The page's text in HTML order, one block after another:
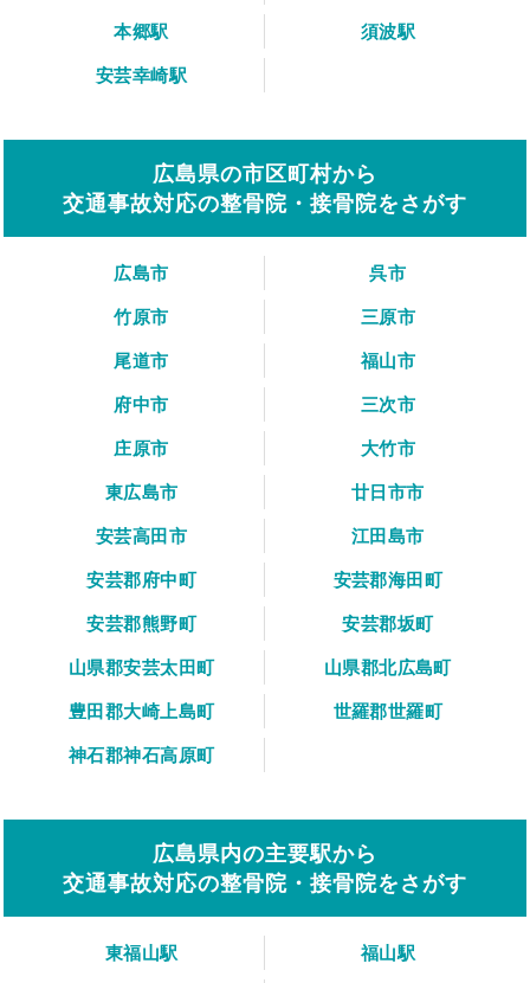
本郷駅
須波駅
安芸幸崎駅
広島県の市区町村から
交通事故対応の整骨院・接骨院をさがす
広島市
呉市
竹原市
三原市
尾道市
福山市
府中市
三次市
庄原市
大竹市
東広島市
廿日市市
安芸高田市
江田島市
安芸郡府中町
安芸郡海田町
安芸郡熊野町
安芸郡坂町
山県郡安芸太田町
山県郡北広島町
豊田郡大崎上島町
世羅郡世羅町
神石郡神石高原町
広島県内の主要駅から
交通事故対応の整骨院・接骨院をさがす
東福山駅
福山駅